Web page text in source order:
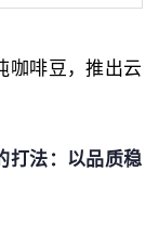
咖啡豆，推出云
打法：以品质稳